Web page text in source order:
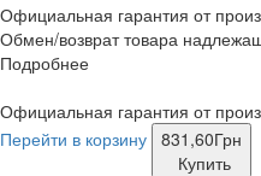
Официальная гарантия от
Обмен/возврат товара
Подробнее
Официальная гарантия от
Перейти в корзину 831,60Грн
Купить